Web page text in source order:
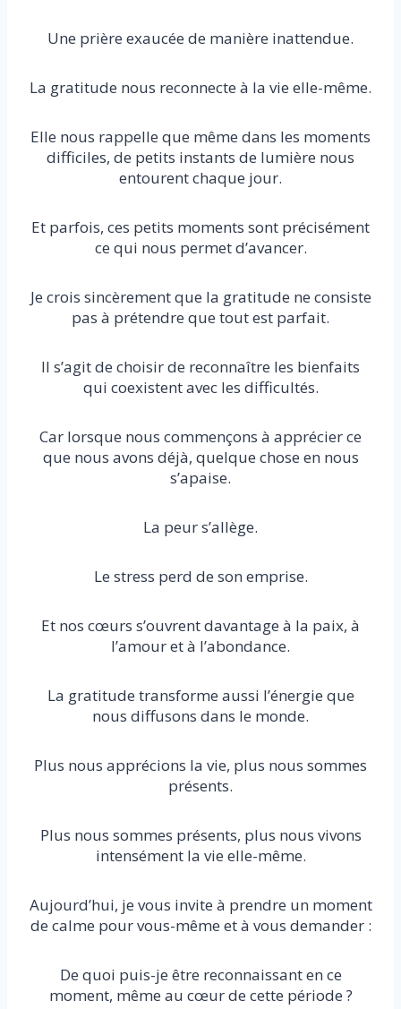
Une prière exaucée de manière inattendue.
La gratitude nous reconnecte à la vie elle-même.
Elle nous rappelle que même dans les moments
difficiles, de petits instants de lumière nous
entourent chaque jour.
Et parfois, ces petits moments sont précisément
ce qui nous permet d’avancer.
Je crois sincèrement que la gratitude ne consiste
pas à prétendre que tout est parfait.
Il s’agit de choisir de reconnaître les bienfaits
qui coexistent avec les difficultés.
Car lorsque nous commençons à apprécier ce
que nous avons déjà, quelque chose en nous
s’apaise.
La peur s’allège.
Le stress perd de son emprise.
Et nos cœurs s’ouvrent davantage à la paix, à
l’amour et à l’abondance.
La gratitude transforme aussi l’énergie que
nous diffusons dans le monde.
Plus nous apprécions la vie, plus nous sommes
présents.
Plus nous sommes présents, plus nous vivons
intensément la vie elle-même.
Aujourd’hui, je vous invite à prendre un moment
de calme pour vous-même et à vous demander :
De quoi puis-je être reconnaissant en ce
moment, même au cœur de cette période ?